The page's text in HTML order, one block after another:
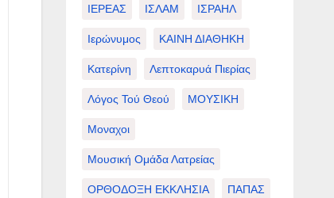
ΙΕΡΕΑΣ ΙΣΛΑΜ ΙΣΡΑΗΛ
Ιερώνυμος ΚΑΙΝΗ ΔΙΑΘΗΚΗ
Κατερίνη Λεπτοκαρυά Πιερίας
Λόγος Τού Θεού ΜΟΥΣΙΚΗ
Μοναχοι
Μουσική Ομάδα Λατρείας
ΟΡΘΟΔΟΞΗ ΕΚΚΛΗΣΙΑ ΠΑΠΑΣ